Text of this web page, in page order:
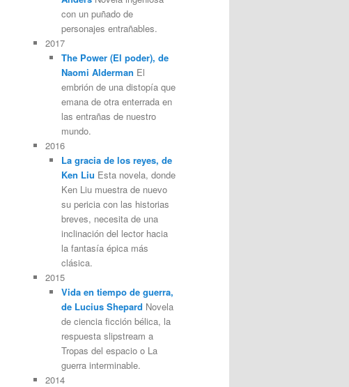
con un puñado de
personajes entrañables.
2017
The Power (El poder), de
Naomi Alderman El
embrión de una distopía que
emana de otra enterrada en
las entrañas de nuestro
mundo.
2016
La gracia de los reyes, de
Ken Liu Esta novela, donde
Ken Liu muestra de nuevo
su pericia con las historias
breves, necesita de una
inclinación del lector hacia
la fantasía épica más
clásica.
2015
Vida en tiempo de guerra,
de Lucius Shepard Novela
de ciencia ficción bélica, la
respuesta slipstream a
Tropas del espacio o La
guerra interminable.
2014